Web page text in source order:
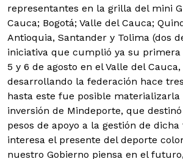
representantes en la grilla del mini
Cauca; Bogotá; Valle del Cauca;
Antioquia, Santander y Tolima (dos
iniciativa que cumplió ya su primera
5 y 6 de agosto en el Valle del
desarrollando la federación hace
hasta este fue posible materializarla
inversión de Mindeporte, que
pesos de apoyo a la gestión de dicha
interesa el presente del deporte
nuestro Gobierno piensa en el